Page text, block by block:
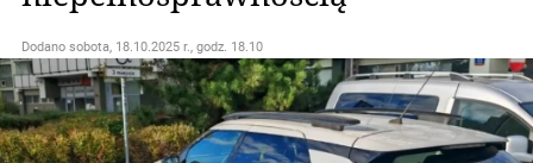
Dodano sobota, 18.10.2025 r., godz. 18.10